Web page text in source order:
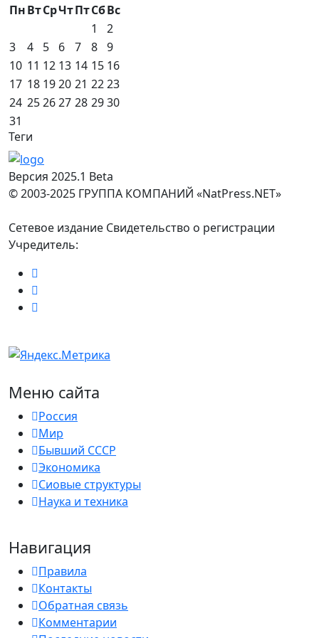
ПнВтСрЧтПтСбВс
1
2
3
4 5 6 7 8 9
10 11 12 13 14 15 16
17 18 1920 21 2223
24 252627 28 2930
31
Теги
Версия 2025.1 Beta
© 2003-2025 ГРУППА КОМПАНИЙ «NatPress.NET»
Сетевое издание Свидетельство о регистрации
Учредитель:
Меню сайта
Россия
Мир
Бывший СССР
Экономика
Сиовые структуры
Наука и техника
Навигация
Правила
Контакты
Обратная связь
Комментарии